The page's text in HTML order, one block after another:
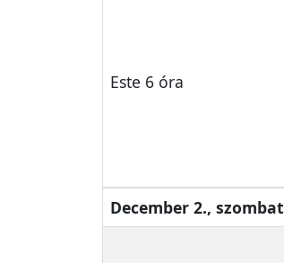
Este 6 óra
December 2., szombat